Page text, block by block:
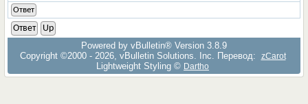
Ответ
Ответ
Up
Powered by vBulletin® Version 3.8.9
Copyright ©2000 - 2026, vBulletin Solutions, Inc. Перевод:
zCarot
Lightweight Styling © Dartho